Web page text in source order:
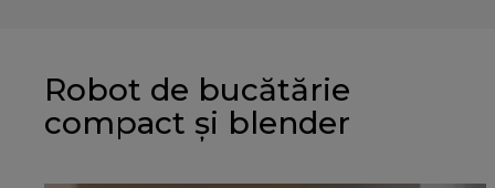
Robot de bucătărie
compact și blender